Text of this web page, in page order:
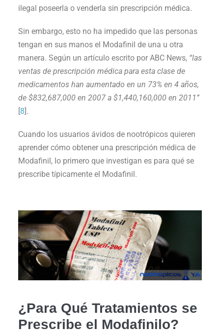
ilegal poseerla o venderla sin prescripción médica.
Sin embargo, esto no ha impedido que las personas
tengan en sus manos el Modafinil de una u otra
manera. Según un artículo escrito por ABC News, “las
ventas de prescripción médica para esta clase de
medicamentos han aumentado en un 73% en 4 años,
de $832,687,000 en 2007 a $1,440,160,000 en 2011”
[8].
Cuando los usuarios ávidos de nootrópicos quieren
aprender cómo obtener una prescripción médica de
Modafinil, lo primero que investigan es para qué se
prescribe típicamente el Modafinil.
¿Para Qué Tratamientos se
Prescribe el Modafinilo?